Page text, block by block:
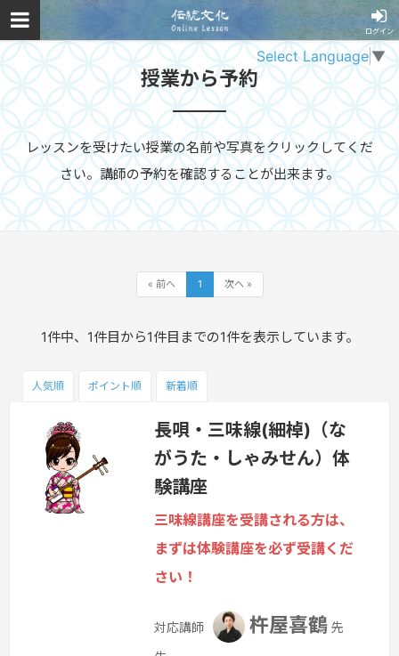
Select Language▼
ログイン
授業から予約
レッスンを受けたい授業の名前や写真をクリックしてくだ
さい。講師の予約を確認することが出来ます。
« 前へ 1 次へ »
1件中、1件目から1件目までの1件を表示しています。
人気順 ポイント順 新着順
長唄・三味線(細棹)（な
がうた・しゃみせん）体
験講座
三味線講座を受講される方は、
まずは体験講座を必ず受講くだ
さい！
対応講師 杵屋喜鶴先